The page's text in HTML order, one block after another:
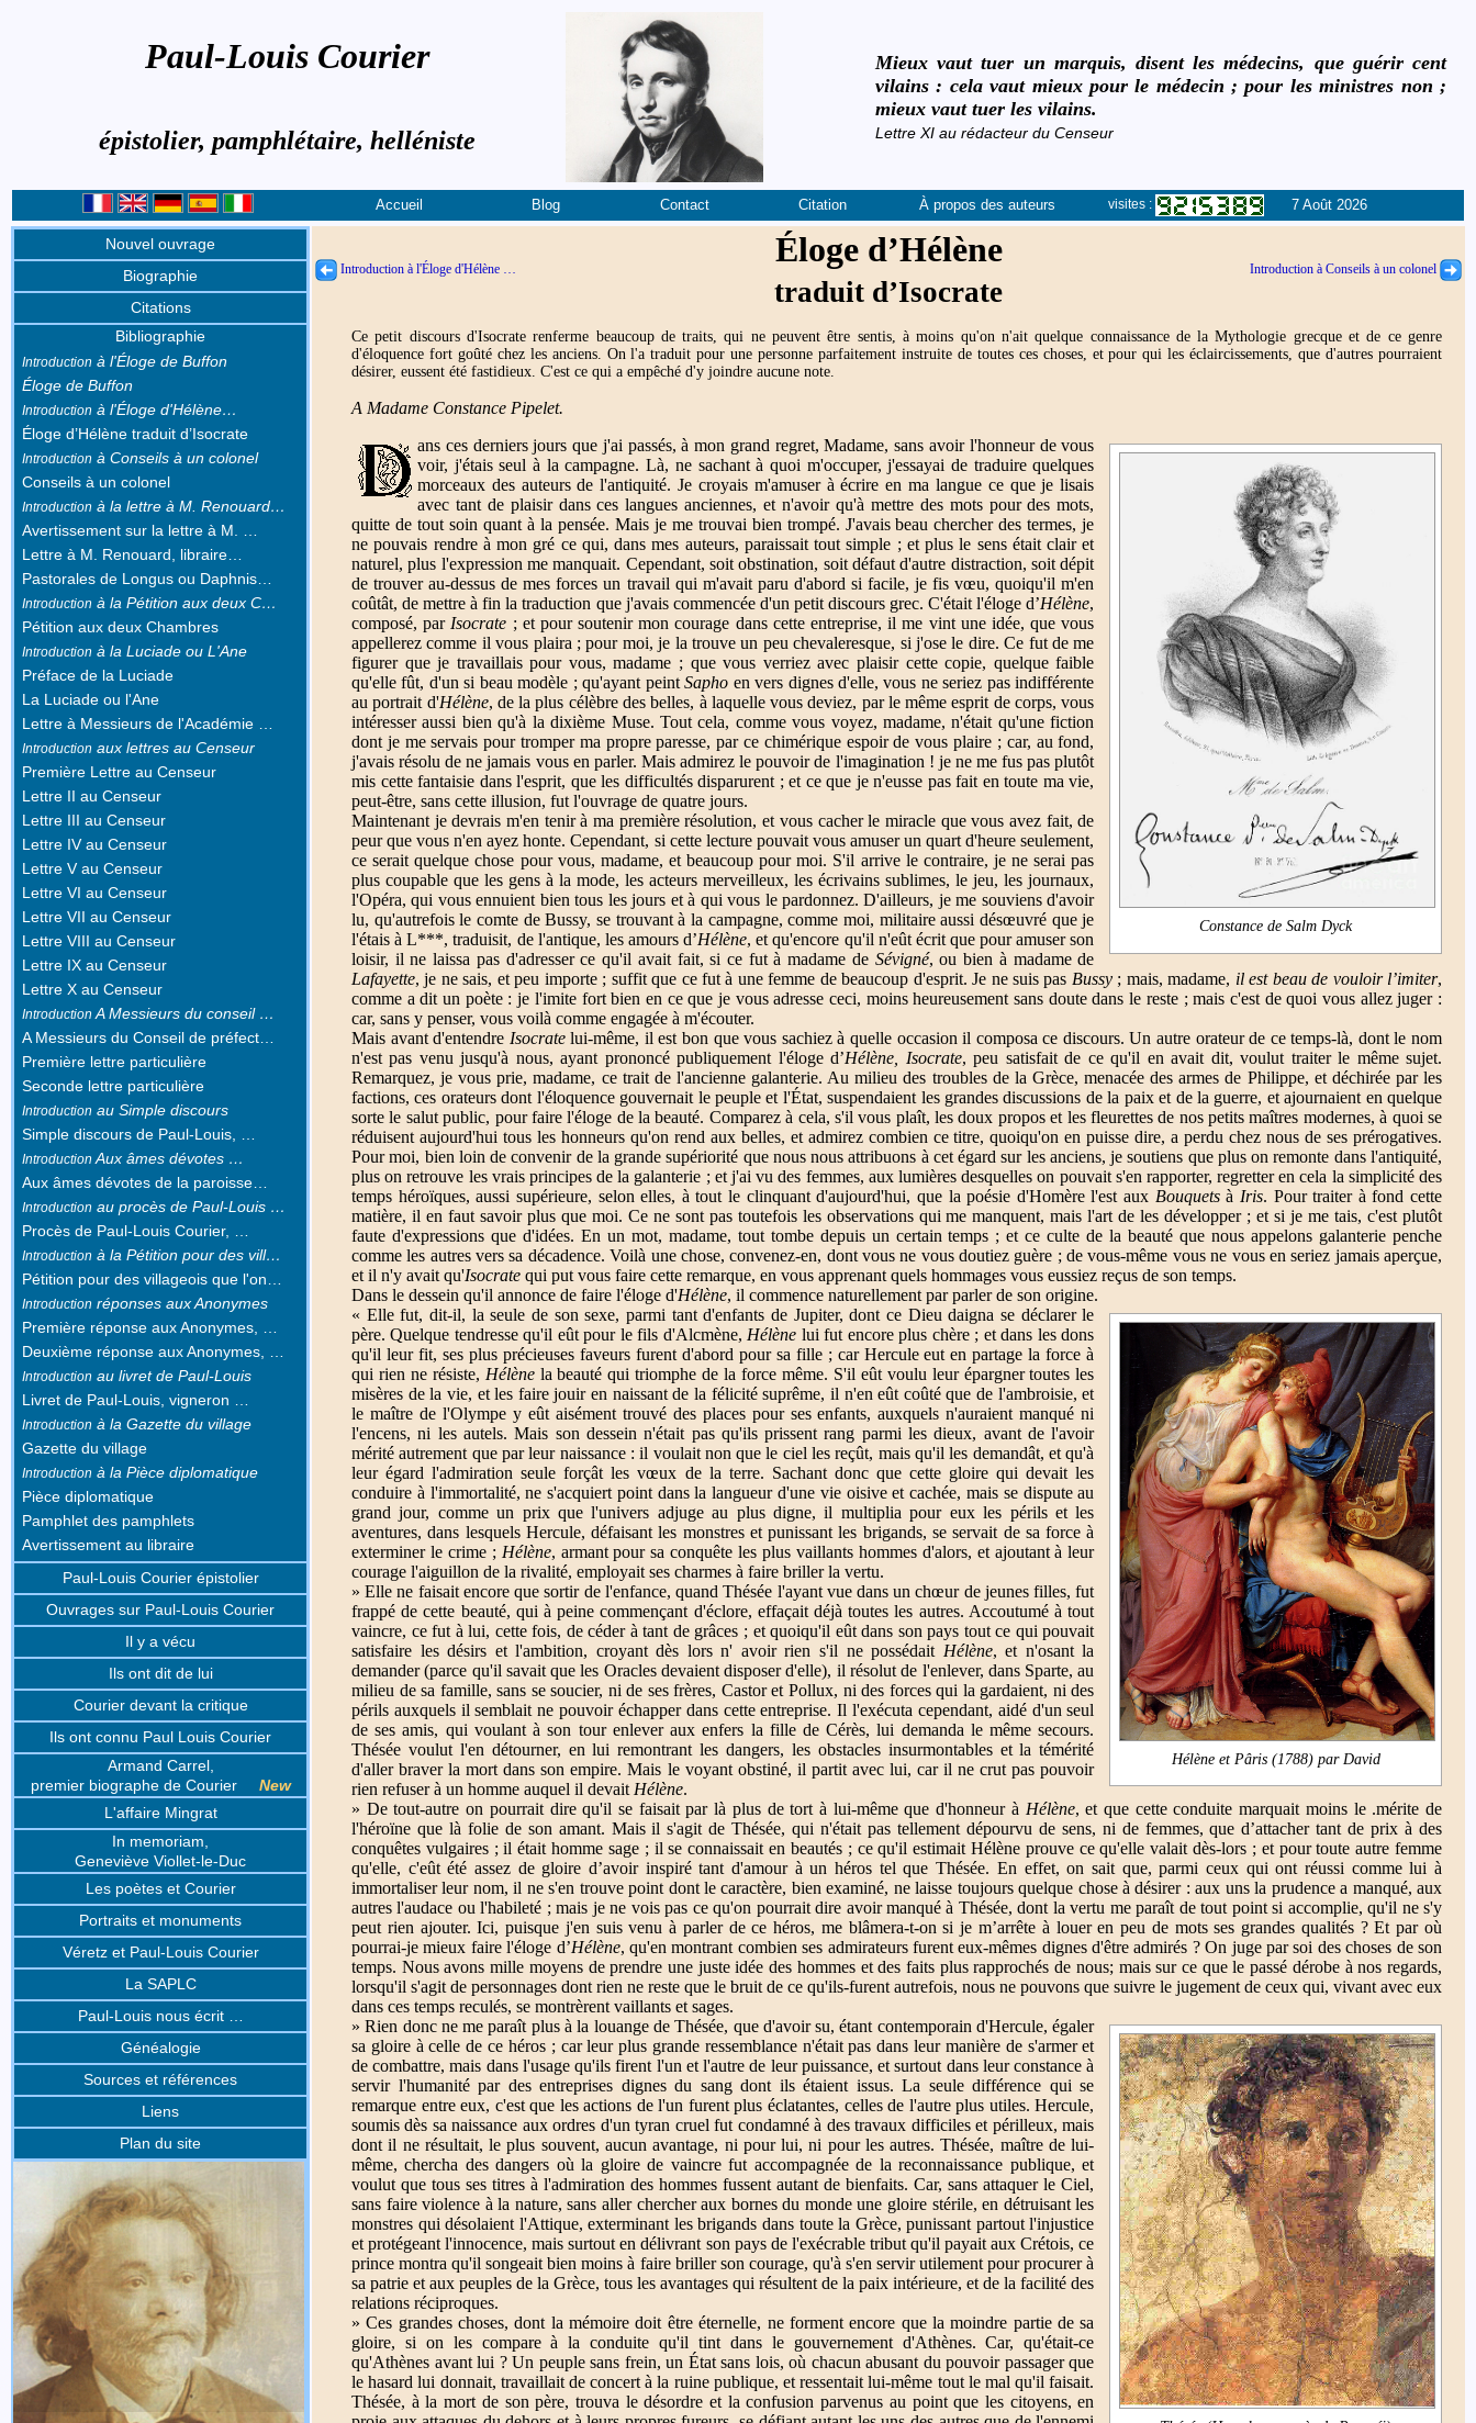
Paul-Louis Courier
épistolier, pamphlétaire, helléniste
Mieux vaut tuer un marquis, disent les médecins, que guérir cent
vilains : cela vaut mieux pour le médecin ; pour les ministres non ;
mieux vaut tuer les vilains.
Lettre XI au rédacteur du Censeur
Accueil Blog Contact Citation À propos des auteurs visites : 7 Août 2026
Nouvel ouvrage
Biographie
Citations
Bibliographie
Introduction à l'Éloge de Buffon
Éloge de Buffon
Introduction à l'Éloge d'Hélène…
Éloge d’Hélène traduit d’Isocrate
Introduction à Conseils à un colonel
Conseils à un colonel
Introduction à la lettre à M. Renouard…
Avertissement sur la lettre à M. …
Lettre à M. Renouard, libraire…
Pastorales de Longus ou Daphnis…
Introduction à la Pétition aux deux C…
Pétition aux deux Chambres
Introduction à la Luciade ou L'Ane
Préface de la Luciade
La Luciade ou l'Ane
Lettre à Messieurs de l'Académie …
Introduction aux lettres au Censeur
Première Lettre au Censeur
Lettre II au Censeur
Lettre III au Censeur
Lettre IV au Censeur
Lettre V au Censeur
Lettre VI au Censeur
Lettre VII au Censeur
Lettre VIII au Censeur
Lettre IX au Censeur
Lettre X au Censeur
Introduction A Messieurs du conseil …
A Messieurs du Conseil de préfect…
Première lettre particulière
Seconde lettre particulière
Introduction au Simple discours
Simple discours de Paul-Louis, …
Introduction Aux âmes dévotes …
Aux âmes dévotes de la paroisse…
Introduction au procès de Paul-Louis …
Procès de Paul-Louis Courier, …
Introduction à la Pétition pour des vill…
Pétition pour des villageois que l'on…
Introduction réponses aux Anonymes
Première réponse aux Anonymes, …
Deuxième réponse aux Anonymes, …
Introduction au livret de Paul-Louis
Livret de Paul-Louis, vigneron …
Introduction à la Gazette du village
Gazette du village
Introduction à la Pièce diplomatique
Pièce diplomatique
Pamphlet des pamphlets
Avertissement au libraire
Paul-Louis Courier épistolier
Ouvrages sur Paul-Louis Courier
Il y a vécu
Ils ont dit de lui
Courier devant la critique
Ils ont connu Paul Louis Courier
Armand Carrel,
premier biographe de CourierNew
L'affaire Mingrat
In memoriam,
Geneviève Viollet-le-Duc
Les poètes et Courier
Portraits et monuments
Véretz et Paul-Louis Courier
La SAPLC
Paul-Louis nous écrit …
Généalogie
Sources et références
Liens
Plan du site
Introduction à l'Éloge d'Hélène … Éloge d’Hélène
traduit d’Isocrate
Introduction à Conseils à un colonel
Ce petit discours d'Isocrate renferme beaucoup de traits, qui ne peuvent être sentis, à moins qu'on n'ait quelque connaissance de la Mythologie grecque et de ce genre
d'éloquence fort goûté chez les anciens. On l'a traduit pour une personne parfaitement instruite de toutes ces choses, et pour qui les éclaircissements, que d'autres pourraient
désirer, eussent été fastidieux. C'est ce qui a empêché d'y joindre aucune note.
A Madame Constance Pipelet.
Constance de Salm Dyck
ans ces derniers jours que j'ai passés, à mon grand regret, Madame, sans avoir l'honneur de vous
voir, j'étais seul à la campagne. Là, ne sachant à quoi m'occuper, j'essayai de traduire quelques
morceaux des auteurs de l'antiquité. Je croyais m'amuser à écrire en ma langue ce que je lisais
avec tant de plaisir dans ces langues anciennes, et n'avoir qu'à mettre des mots pour des mots,
quitte de tout soin quant à la pensée. Mais je me trouvai bien trompé. J'avais beau chercher des termes, je
ne pouvais rendre à mon gré ce qui, dans mes auteurs, paraissait tout simple ; et plus le sens était clair et
naturel, plus l'expression me manquait. Cependant, soit obstination, soit défaut d'autre distraction, soit dépit
de trouver au-dessus de mes forces un travail qui m'avait paru d'abord si facile, je fis vœu, quoiqu'il m'en
coûtât, de mettre à fin la traduction que j'avais commencée d'un petit discours grec. C'était l'éloge d’Hélène,
composé, par Isocrate ; et pour soutenir mon courage dans cette entreprise, il me vint une idée, que vous
appellerez comme il vous plaira ; pour moi, je la trouve un peu chevaleresque, si j'ose le dire. Ce fut de me
figurer que je travaillais pour vous, madame ; que vous verriez avec plaisir cette copie, quelque faible
qu'elle fût, d'un si beau modèle ; qu'ayant peintSapho en vers dignes d'elle, vous ne seriez pas indifférente
au portrait d'Hélène, de la plus célèbre des belles, à laquelle vous deviez, par le même esprit de corps, vous
intéresser aussi bien qu'à la dixième Muse. Tout cela, comme vous voyez, madame, n'était qu'une fiction
dont je me servais pour tromper ma propre paresse, par ce chimérique espoir de vous plaire ; car, au fond,
j'avais résolu de ne jamais vous en parler. Mais admirez le pouvoir de l'imagination ! je ne me fus pas plutôt
mis cette fantaisie dans l'esprit, que les difficultés disparurent ; et ce que je n'eusse pas fait en toute ma vie,
peut-être, sans cette illusion, fut l'ouvrage de quatre jours.
Maintenant je devrais m'en tenir à ma première résolution, et vous cacher le miracle que vous avez fait, de
peur que vous n'en ayez honte. Cependant, si cette lecture pouvait vous amuser un quart d'heure seulement,
ce serait quelque chose pour vous, madame, et beaucoup pour moi. S'il arrive le contraire, je ne serai pas
plus coupable que les gens à la mode, les acteurs merveilleux, les écrivains sublimes, le jeu, les journaux,
l'Opéra, qui vous ennuient bien tous les jours et à qui vous le pardonnez. D'ailleurs, je me souviens d'avoir
lu, qu'autrefois le comte de Bussy, se trouvant à la campagne, comme moi, militaire aussi désœuvré que je
l'étais à L***, traduisit, de l'antique, les amours d’Hélène, et qu'encore qu'il n'eût écrit que pour amuser son
loisir, il ne laissa pas d'adresser ce qu'il avait fait, si ce fut à madame de Sévigné, ou bien à madame de
Lafayette, je ne sais, et peu importe ; suffit que ce fut à une femme de beaucoup d'esprit. Je ne suis pas Bussy; mais, madame, il est beau de vouloir l’imiter,
comme a dit un poète : je l'imite fort bien en ce que je vous adresse ceci, moins heureusement sans doute dans le reste ; mais c'est de quoi vous allez juger :
car, sans y penser, vous voilà comme engagée à m'écouter.
Mais avant d'entendre Isocratelui-même, il est bon que vous sachiez à quelle occasion il composa ce discours. Un autre orateur de ce temps-là, dont le nom
n'est pas venu jusqu'à nous, ayant prononcé publiquement l'éloge d’Hélène, Isocrate, peu satisfait de ce qu'il en avait dit, voulut traiter le même sujet.
Remarquez, je vous prie, madame, ce trait de l'ancienne galanterie. Au milieu des troubles de la Grèce, menacée des armes de Philippe, et déchirée par les
factions, ces orateurs dont l'éloquence gouvernait le peuple et l'État, suspendaient les grandes discussions de la paix et de la guerre, et ajournaient en quelque
sorte le salut public, pour faire l'éloge de la beauté. Comparez à cela, s'il vous plaît, les doux propos et les fleurettes de nos petits maîtres modernes, à quoi se
réduisent aujourd'hui tous les honneurs qu'on rend aux belles, et admirez combien ce titre, quoiqu'on en puisse dire, a perdu chez nous de ses prérogatives.
Pour moi, bien loin de convenir de la grande supériorité que nous nous attribuons à cet égard sur les anciens, je soutiens que plus on remonte dans l'antiquité,
plus on retrouve les vrais principes de la galanterie ; et j'ai vu des femmes, aux lumières desquelles on pouvait s'en rapporter, regretter en cela la simplicité des
temps héroïques, aussi supérieure, selon elles, à tout le clinquant d'aujourd'hui, que la poésie d'Homère l'est aux Bouquetsà Iris. Pour traiter à fond cette
matière, il en faut savoir plus que moi. Ce ne sont pas toutefois les observations qui me manquent, mais l'art de les développer ; et si je me tais, c'est plutôt
faute d'expressions que d'idées. En un mot, madame, tout tombe depuis un certain temps ; et ce culte de la beauté que nous appelons galanterie penche
comme les autres vers sa décadence. Voilà une chose, convenez-en, dont vous ne vous doutiez guère ; de vous-même vous ne vous en seriez jamais aperçue,
et il n'y avait qu'Isocrate qui put vous faire cette remarque, en vous apprenant quels hommages vous eussiez reçus de son temps.
Dans le dessein qu'il annonce de faire l'éloge d'Hélène, il commence naturellement par parler de son origine.
Hélène et Pâris (1788) par David
« Elle fut, dit-il, la seule de son sexe, parmi tant d'enfants de Jupiter, dont ce Dieu daigna se déclarer le
père. Quelque tendresse qu'il eût pour le fils d'Alcmène, Hélène lui fut encore plus chère ; et dans les dons
qu'il leur fit, ses plus précieuses faveurs furent d'abord pour sa fille ; car Hercule eut en partage la force à
qui rien ne résiste, Hélènela beauté qui triomphe de la force même. S'il eût voulu leur épargner toutes les
misères de la vie, et les faire jouir en naissant de la félicité suprême, il n'en eût coûté que de l'ambroisie, et
le maître de l'Olympe y eût aisément trouvé des places pour ses enfants, auxquels n'auraient manqué ni
l'encens, ni les autels. Mais son dessein n'était pas qu'ils prissent rang parmi les dieux, avant de l'avoir
mérité autrement que par leur naissance : il voulait non que le ciel les reçût, mais qu'il les demandât, et qu'à
leur égard l'admiration seule forçât les vœux de la terre. Sachant donc que cette gloire qui devait les
conduire à l'immortalité, ne s'acquiert point dans la langueur d'une vie oisive et cachée, mais se dispute au
grand jour, comme un prix que l'univers adjuge au plus digne, il multiplia pour eux les périls et les
aventures, dans lesquels Hercule, défaisant les monstres et punissant les brigands, se servait de sa force à
exterminer le crime ; Hélène, armant pour sa conquête les plus vaillants hommes d'alors, et ajoutant à leur
courage l'aiguillon de la rivalité, employait ses charmes à faire briller la vertu.
» Elle ne faisait encore que sortir de l'enfance, quand Thésée l'ayant vue dans un chœur de jeunes filles, fut
frappé de cette beauté, qui à peine commençant d'éclore, effaçait déjà toutes les autres. Accoutumé à tout
vaincre, ce fut à lui, cette fois, de céder à tant de grâces ; et quoiqu'il eût dans son pays tout ce qui pouvait
satisfaire les désirs et l'ambition, croyant dès lors n' avoir rien s'il ne possédait Hélène, et n'osant la
demander (parce qu'il savait que les Oracles devaient disposer d'elle), il résolut de l'enlever, dans Sparte, au
milieu de sa famille, sans se soucier, ni de ses frères, Castor et Pollux, ni des forces qui la gardaient, ni des
périls auxquels il semblait ne pouvoir échapper dans cette entreprise. Il l'exécuta cependant, aidé d'un seul
de ses amis, qui voulant à son tour enlever aux enfers la fille de Cérès, lui demanda le même secours.
Thésée voulut l'en détourner, en lui remontrant les dangers, les obstacles insurmontables et la témérité
d'aller braver la mort dans son empire. Mais le voyant obstiné, il partit avec lui, car il ne crut pas pouvoir
rien refuser à un homme auquel il devait Hélène.
» De tout-autre on pourrait dire qu'il se faisait par là plus de tort à lui-même que d'honneur à Hélène, et que cette conduite marquait moins le .mérite de
l'héroïne que là folie de son amant. Mais il s'agit de Thésée, qui n'était pas tellement dépourvu de sens, ni de femmes, que d’attacher tant de prix à des
conquêtes vulgaires ; il était homme sage ; il se connaissait en beautés ; ce qu'il estimait Hélène prouve ce qu'elle valait dès-lors ; et pour toute autre femme
qu'elle, c'eût été assez de gloire d’avoir inspiré tant d'amour à un héros tel que Thésée. En effet, on sait que, parmi ceux qui ont réussi comme lui à
immortaliser leur nom, il ne s'en trouve point dont le caractère, bien examiné, ne laisse toujours quelque chose à désirer : aux uns la prudence a manqué, aux
autres l'audace ou l'habileté ; mais je ne vois pas ce qu'on pourrait dire avoir manqué à Thésée, dont la vertu me paraît de tout point si accomplie, qu'il ne s'y
peut rien ajouter. Ici, puisque j'en suis venu à parler de ce héros, me blâmera-t-on si je m’arrête à louer en peu de mots ses grandes qualités ? Et par où
pourrai-je mieux faire l'éloge d’Hélène, qu'en montrant combien ses admirateurs furent eux-mêmes dignes d'être admirés ? On juge par soi des choses de son
temps. Nous avons mille moyens de prendre une juste idée des hommes et des faits plus rapprochés de nous; mais sur ce que le passé dérobe à nos regards,
lorsqu'il s'agit de personnages dont rien ne reste que le bruit de ce qu'ils-furent autrefois, nous ne pouvons que suivre le jugement de ceux qui, vivant avec eux
dans ces temps reculés, se montrèrent vaillants et sages.
» Rien donc ne me paraît plus à la louange de Thésée, que d'avoir su, étant contemporain d'Hercule, égaler
sa gloire à celle de ce héros ; car leur plus grande ressemblance n'était pas dans leur manière de s'armer et
de combattre, mais dans l'usage qu'ils firent l'un et l'autre de leur puissance, et surtout dans leur constance à
servir l'humanité par des entreprises dignes du sang dont ils étaient issus. La seule différence qui se
remarque entre eux, c'est que les actions de l'un furent plus éclatantes, celles de l'autre plus utiles. Hercule,
soumis dès sa naissance aux ordres d'un tyran cruel fut condamné à des travaux difficiles et périlleux, mais
dont il ne résultait, le plus souvent, aucun avantage, ni pour lui, ni pour les autres. Thésée, maître de lui-
même, chercha des dangers où la gloire de vaincre fut accompagnée de la reconnaissance publique, et
voulut que tous ses titres à l'admiration des hommes fussent autant de bienfaits. Car, sans attaquer le Ciel,
sans faire violence à la nature, sans aller chercher aux bornes du monde une gloire stérile, en détruisant les
monstres qui désolaient l'Attique, exterminant les brigands dans toute la Grèce, punissant partout l'injustice
et protégeant l'innocence, mais surtout en délivrant son pays de l'exécrable tribut qu'il payait aux Crétois, ce
prince montra qu'il songeait bien moins à faire briller son courage, qu'à s'en servir utilement pour procurer à
sa patrie et aux peuples de la Grèce, tous les avantages qui résultent de la paix intérieure, et de la facilité des
relations réciproques.
» Ces grandes choses, dont la mémoire doit être éternelle, ne forment encore que la moindre partie de sa
gloire, si on les compare à la conduite qu'il tint dans le gouvernement d'Athènes. Car, qu'était-ce
qu'Athènes avant lui ? Un peuple sans frein, un État sans lois, où chacun abusant du pouvoir passager que
le hasard lui donnait, travaillait de concert à la ruine publique, et ressentait lui-même tout le mal qu'il faisait.
Thésée, à la mort de son père, trouva le désordre et la confusion parvenus au point que les citoyens, en